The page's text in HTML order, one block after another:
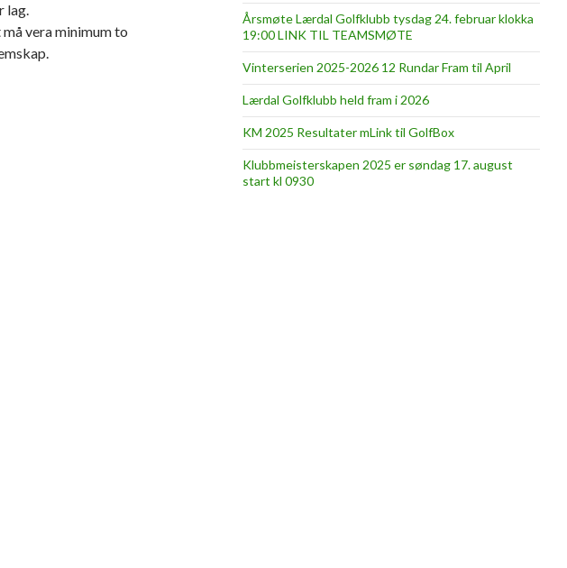
lag.
vera minimum to
Årsmøte Lærdal Golfklubb tysdag 24. februar klokka
19:00 LINK TIL TEAMSMØTE
Vinterserien 2025-2026 12 Rundar Fram til April
Lærdal Golfklubb held fram i 2026
KM 2025 Resultater mLink til GolfBox
Klubbmeisterskapen 2025 er søndag 17. august
start kl 0930